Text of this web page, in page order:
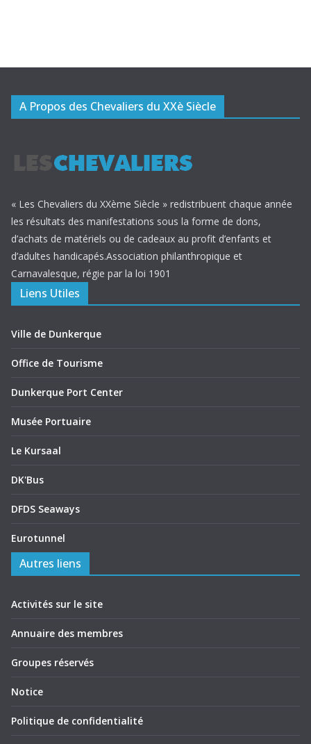
A Propos des Chevaliers du XXè Siècle
« Les Chevaliers du XXème Siècle » redistribuent chaque année
les résultats des manifestations sous la forme de dons,
d’achats de matériels ou de cadeaux au profit d’enfants et
d’adultes handicapés.Association philanthropique et
Carnavalesque, régie par la loi 1901
Liens Utiles
Ville de Dunkerque
Office de Tourisme
Dunkerque Port Center
Musée Portuaire
Le Kursaal
DK'Bus
DFDS Seaways
Eurotunnel
Autres liens
Activités sur le site
Annuaire des membres
Groupes réservés
Notice
Politique de confidentialité